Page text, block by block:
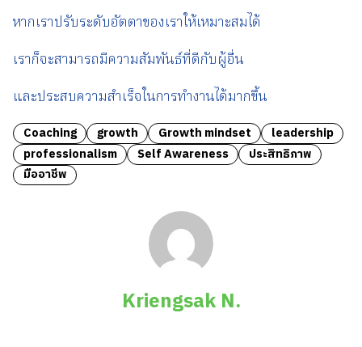
หากเราปรับระดับอัตตาของเราให้เหมาะสมได้
เราก็จะสามารถมีความสัมพันธ์ที่ดีกับผู้อื่น
และประสบความสำเร็จในการทำงานได้มากขึ้น
Coaching growth Growth mindset
leadership
professionalism
Self Awareness
ประสิทธิภาพ
มืออาชีพ
Kriengsak N.